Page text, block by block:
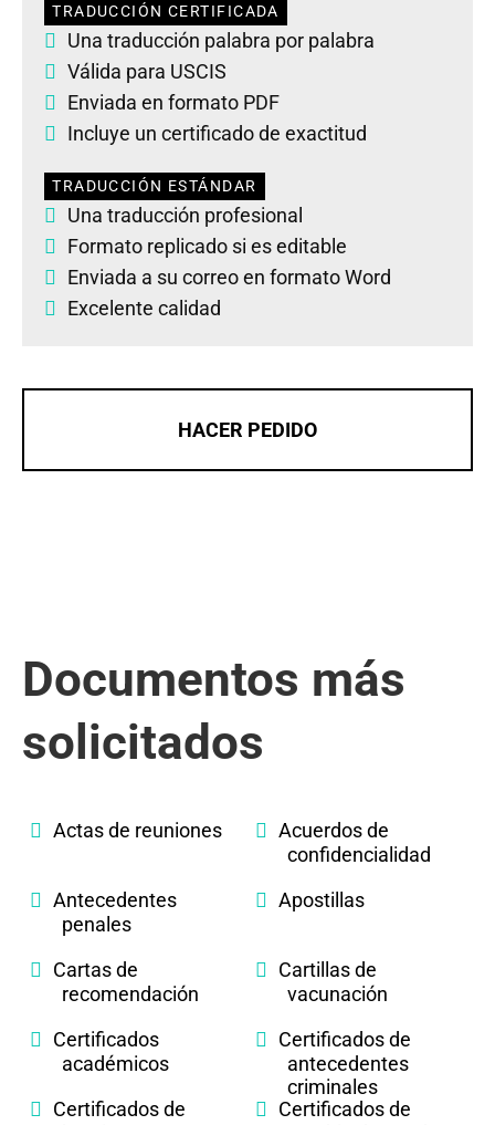
TRADUCCIÓN CERTIFICADA
Una traducción palabra por palabra
Válida para USCIS
Enviada en formato PDF
Incluye un certificado de exactitud
TRADUCCIÓN ESTÁNDAR
Una traducción profesional
Formato replicado si es editable
Enviada a su correo en formato Word
Excelente calidad
HACER PEDIDO
Documentos más
solicitados
Actas de reuniones
Acuerdos de
confidencialidad
Antecedentes
penales
Apostillas
Cartas de
recomendación
Cartillas de
vacunación
Certificados
académicos
Certificados de
antecedentes
criminales
Certificados de
Certificados de